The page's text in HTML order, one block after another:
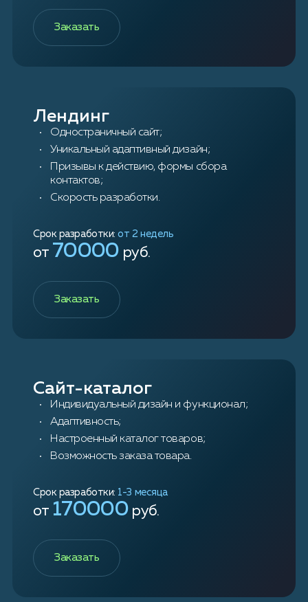
Заказать
Лендинг
Одностраничный сайт;
Уникальный адаптивный дизайн;
Призывы к действию, формы сбора
контактов;
Скорость разработки.
Срок разработки:от 2 недель
от 70000 руб.
Заказать
Сайт-каталог
Индивидуальный дизайн и функционал;
Адаптивность;
Настроенный каталог товаров;
Возможность заказа товара.
Срок разработки: 1-3 месяца
от 170000 руб.
Заказать